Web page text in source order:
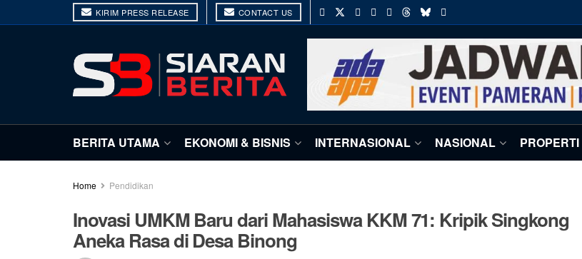
KIRIM PRESS RELEASE CONTACT US
BERITA UTAMA EKONOMI & BISNIS INTERNASIONAL NASIONAL PROPERTI
Home Pendidikan
Inovasi UMKM Baru dari Mahasiswa KKM 71: Kripik Singkong
Aneka Rasa di Desa Binong